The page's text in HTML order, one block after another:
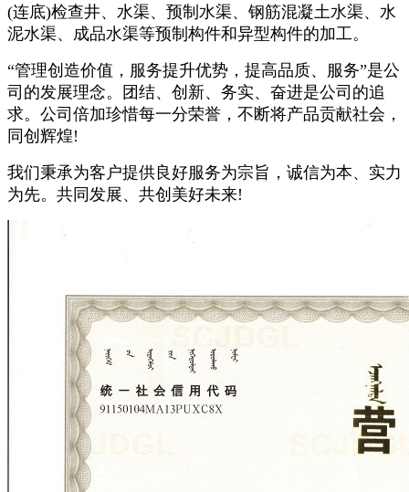
(连底)检查井、水渠、预制水渠、钢筋混凝土水渠、水
泥水渠、成品水渠等预制构件和异型构件的加工。
“管理创造价值，服务提升优势，提高品质、服务”是公
司的发展理念。团结、创新、务实、奋进是公司的追
求。公司倍加珍惜每一分荣誉，不断将产品贡献社会，
同创辉煌!
我们秉承为客户提供良好服务为宗旨，诚信为本、实力
为先。共同发展、共创美好未来!